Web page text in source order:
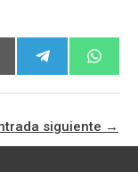
Compartir
en
e
e
r
a
en
W
h
t
p
siguiente →